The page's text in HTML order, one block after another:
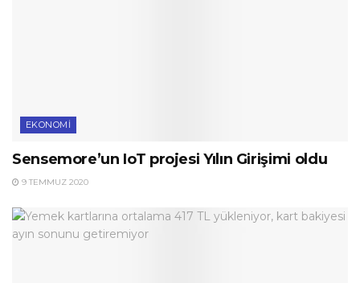
EKONOMI
Sensemore’un IoT projesi Yılın Girişimi oldu
9 TEMMUZ 2020